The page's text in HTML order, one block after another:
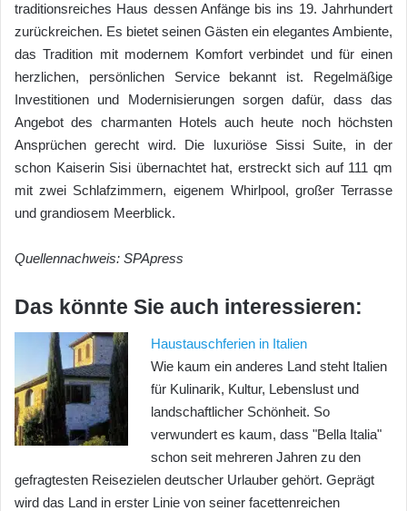
traditionsreiches Haus dessen Anfänge bis ins 19. Jahrhundert
zurückreichen. Es bietet seinen Gästen ein elegantes Ambiente,
das Tradition mit modernem Komfort verbindet und für einen
herzlichen, persönlichen Service bekannt ist. Regelmäßige
Investitionen und Modernisierungen sorgen dafür, dass das
Angebot des charmanten Hotels auch heute noch höchsten
Ansprüchen gerecht wird. Die luxuriöse Sissi Suite, in der
schon Kaiserin Sisi übernachtet hat, erstreckt sich auf 111 qm
mit zwei Schlafzimmern, eigenem Whirlpool, großer Terrasse
und grandiosem Meerblick.
Quellennachweis: SPApress
Das könnte Sie auch interessieren:
Haustauschferien in Italien
Wie kaum ein anderes Land steht Italien
für Kulinarik, Kultur, Lebenslust und
landschaftlicher Schönheit. So
verwundert es kaum, dass "Bella Italia"
schon seit mehreren Jahren zu den
gefragtesten Reisezielen deutscher Urlauber gehört. Geprägt
wird das Land in erster Linie von seiner facettenreichen